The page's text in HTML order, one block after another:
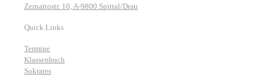
Zernattostr. 10, A-9800 Spittal/Drau
Quick Links
Termine
Klassenbuch
Sokrates